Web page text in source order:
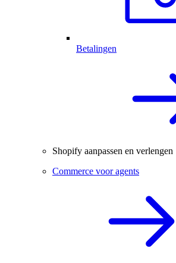
Betalingen
Shopify aanpassen en verlengen
Commerce voor agents